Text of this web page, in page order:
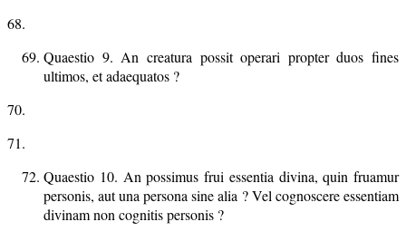
68.
Quaestio 9. An creatura possit operari propter duos fines
ultimos, et adaequatos ?
70.
71.
Quaestio 10. An possimus frui essentia divina, quin fruamur
personis, aut una persona sine alia ? Vel cognoscere essentiam
divinam non cognitis personis ?